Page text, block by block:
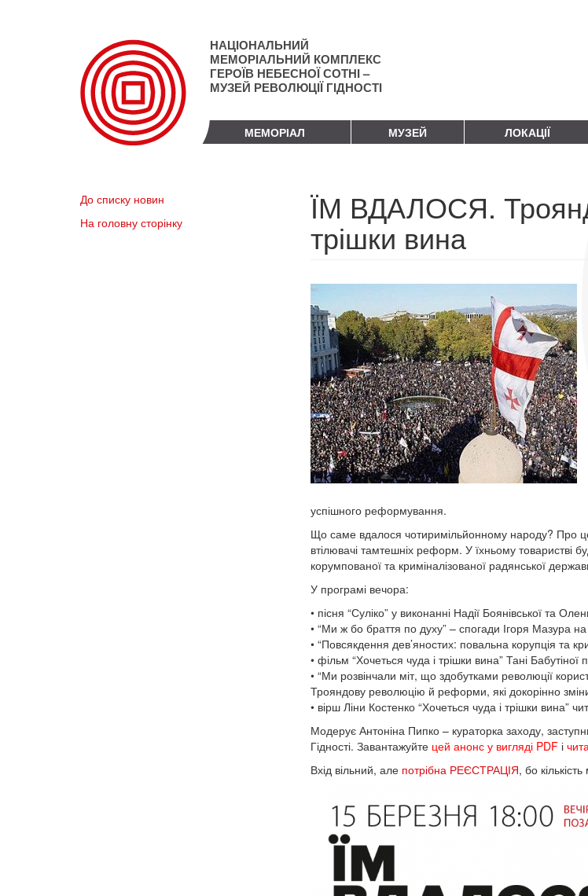
НАЦІОНАЛЬНИЙ
МЕМОРІАЛЬНИЙ КОМПЛЕКС
ГЕРОЇВ НЕБЕСНОЇ СОТНІ –
МУЗЕЙ РЕВОЛЮЦІЇ ГІДНОСТІ
МЕМОРІАЛ МУЗЕЙ ЛОКАЦІЇ
До списку новин
На головну сторінку
ЇМ ВДАЛОСЯ.
трішки вина
успішного реформування.
Що саме вдалося чотиримільйонному народу? Про це
втілювачі тамтешніх реформ. У їхньому товаристві
корумпованої та криміналізованої радянської
У програмі вечора:
• пісня “Суліко” у виконанні Надії Боянівської та
• “Ми ж бо браття по духу” – спогади Ігоря Мазура на
• “Повсякдення дев’яностих: повальна корупція та
• фільм “Хочеться чуда і трішки вина” Тані Бабутіної
• “Ми розвінчали міт, що здобутками революції
Трояндову революцію й реформи, які докорінно
• вірш Ліни Костенко “Хочеться чуда і трішки вина”
Модерує Антоніна Пипко – кураторка заходу,
Гідності. Завантажуйте цей анонс у вигляді PDFі
Вхід вільний, але потрібна РЕЄСТРАЦІЯ, бо